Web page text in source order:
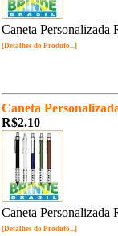
Caneta
[Detalhes do Produto...]
Caneta
R$2.10
Caneta
[Detalhes do Produto...]